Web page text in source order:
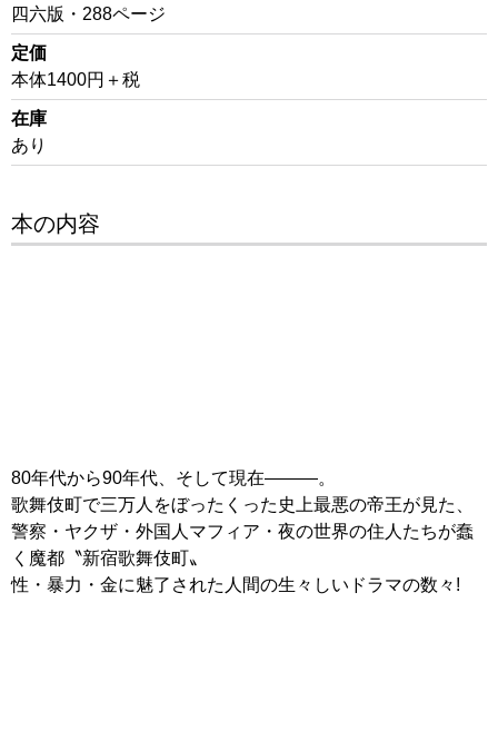
四六版・288ページ
定価
本体1400円＋税
在庫
あり
本の内容
80年代から90年代、そして現在―――。
歌舞伎町で三万人をぼったくった史上最悪の帝王が見た、
警察・ヤクザ・外国人マフィア・夜の世界の住人たちが蠢
く魔都〝新宿歌舞伎町〟
性・暴力・金に魅了された人間の生々しいドラマの数々!